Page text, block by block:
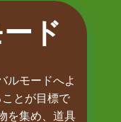
ド
ルモードへよ
とが目標で
を集め、道具